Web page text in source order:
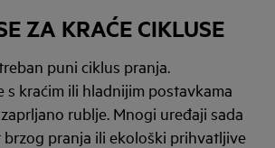
ZA KRAĆE CIKLUSE
puni ciklus pranja.
s kraćim ili hladnijim postavkama
rublje. Mnogi uređaji sada
pranja ili ekološki prihvatljive